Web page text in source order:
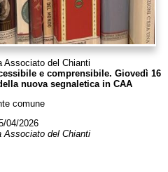
Associato del Chianti
e comprensibile. Giovedì 16
nuova segnaletica in CAA
comune
04/2026
Associato del Chianti